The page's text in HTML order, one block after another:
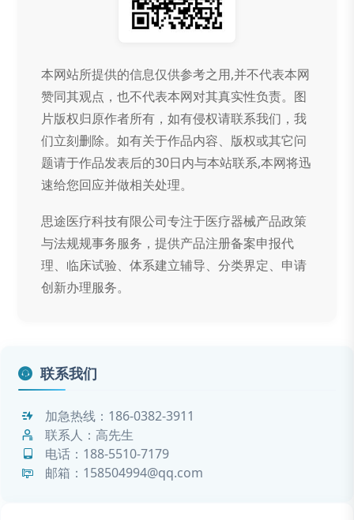
本网站所提供的信息仅供参考之用,并不代表本网
赞同其观点，也不代表本网对其真实性负责。图
片版权归原作者所有，如有侵权请联系我们，我
们立刻删除。如有关于作品内容、版权或其它问
题请于作品发表后的30日内与本站联系,本网将迅
速给您回应并做相关处理。
思途医疗科技有限公司专注于医疗器械产品政策
与法规规事务服务，提供产品注册备案申报代
理、临床试验、体系建立辅导、分类界定、申请
创新办理服务。
联系我们
加急热线： 186-0382-3911
联系人：高先生
电话： 188-5510-7179
邮箱：158504994@qq.com